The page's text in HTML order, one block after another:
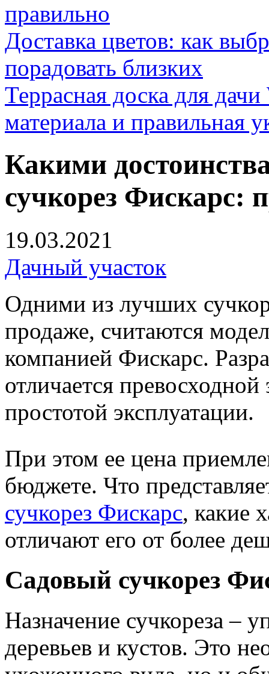
правильно
Доставка цветов: как
порадовать близких
Террасная доска для
материала и правильная
Какими
сучкорез Фискарс:
19.03.2021
Дачный участок
Одними из лучших
продаже, считаются
компанией Фискарс.
отличается
простотой эксплуатации.
При этом ее цена
бюджете. Что
сучкорез Фискарс, какие
отличают его от более
Садовый сучкорез
Назначение сучкореза –
деревьев и кустов. Это